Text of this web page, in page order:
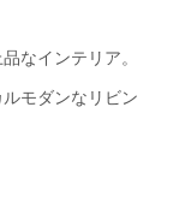
なインテリア。
モダンなリビン